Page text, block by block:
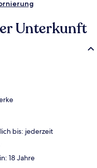
Unterkunft
bis: jederzeit
18 Jahre